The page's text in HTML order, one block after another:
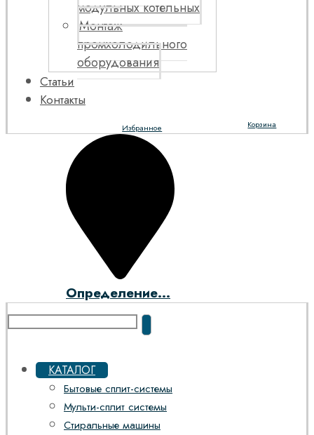
модульных котельных
Монтаж
промхолодильного
оборудования
Статьи
Контакты
Корзина
Избранное
Определение...
КАТАЛОГ
Бытовые сплит-системы
Мульти-сплит системы
Стиральные машины